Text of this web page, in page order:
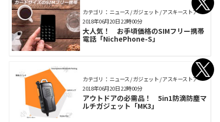
カテゴリ： ニュース / ガジェット / アスキーストア
大人気！ お手頃価格のSIMフリー携帯
電話「NichePhone-S」
2018年06月20日 22時00分
カテゴリ： ニュース / ガジェット / アスキーストア
アウトドアの必需品！ 5in1防滴防塵マ
ルチガジェット「MK3」
2018年06月20日 22時00分